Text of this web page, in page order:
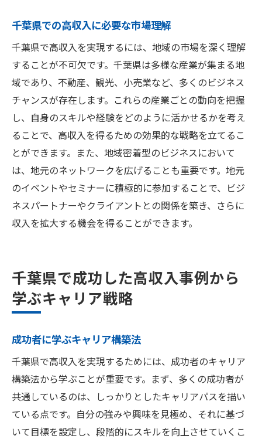
千葉県での高収入に必要な市場理解
千葉県で高収入を実現するには、地域の市場を深く理解
することが不可欠です。千葉県は多様な産業が集まる地
域であり、不動産、観光、小売業など、多くのビジネス
チャンスが存在します。これらの産業ごとの動向を把握
し、自身のスキルや経験をどのように活かせるかを考え
ることで、高収入を得るための効果的な戦略を立てるこ
とができます。また、地域密着型のビジネスにおいて
は、地元のネットワークを広げることも重要です。地元
のイベントやセミナーに積極的に参加することで、ビジ
ネスパートナーやクライアントとの関係を築き、さらに
収入を拡大する機会を得ることができます。
千葉県で成功した高収入事例から
学ぶキャリア戦略
成功者に学ぶキャリア構築法
千葉県で高収入を実現するためには、成功者のキャリア
構築法から学ぶことが重要です。まず、多くの成功者が
共通しているのは、しっかりとしたキャリアパスを描い
ている点です。自分の強みや興味を見極め、それに基づ
いて目標を設定し、段階的にスキルを向上させていくこ